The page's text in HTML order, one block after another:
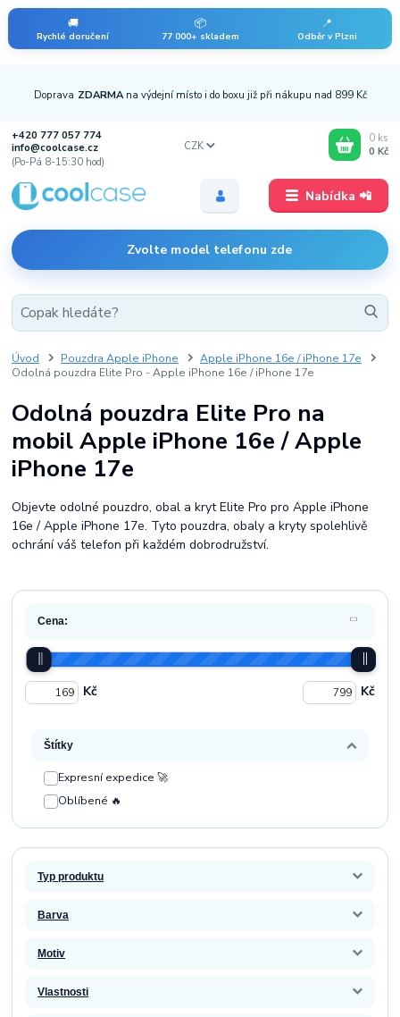
🚚
Rychlé doručení
📦
77 000+ skladem
📍
Odběr v Plzni
Nabídka 📲
Doprava ZDARMA na výdejní místo i do boxu již při nákupu nad 899 Kč
+420 777 057 774
info@coolcase.cz
(Po-Pá 8-15:30 hod)
Zvolte model telefonu zde
CZK
0 ks
0 Kč
Úvod Pouzdra Apple iPhone
Apple iPhone 16e / iPhone 17e
Odolná pouzdra Elite Pro - Apple iPhone 16e / iPhone 17e
Odolná pouzdra Elite Pro na
mobil Apple iPhone 16e / Apple
iPhone 17e
Objevte odolné pouzdro, obal a kryt Elite Pro pro Apple iPhone
16e / Apple iPhone 17e. Tyto pouzdra, obaly a kryty spolehlivě
ochrání váš telefon při každém dobrodružství.
Cena:
Kč Kč
Štítky
Expresní expedice 🚀
Oblíbené 🔥
Typ produktu
Barva
Motiv
Vlastnosti